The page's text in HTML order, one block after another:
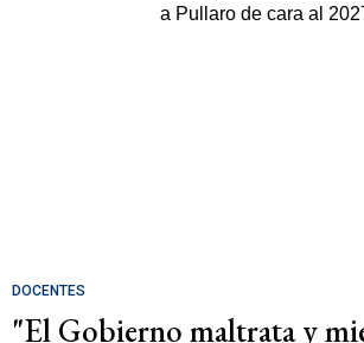
DOCENTES
"El Gobierno maltrata y